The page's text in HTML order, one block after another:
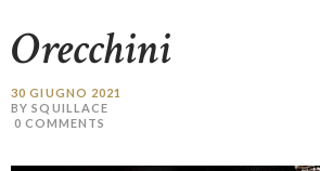
Orecchini
30 GIUGNO 2021
BY SQUILLACE
0 COMMENTS